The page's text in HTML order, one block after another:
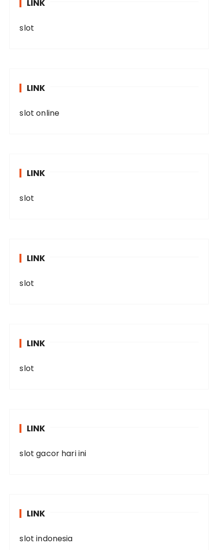
LINK
slot
LINK
slot online
LINK
slot
LINK
slot
LINK
slot
LINK
slot gacor hari ini
LINK
slot indonesia